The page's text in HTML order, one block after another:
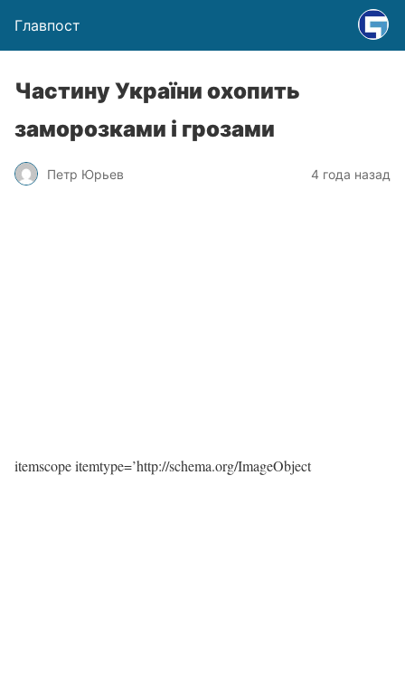
Главпост
Частину України охопить
заморозками і грозами
Петр Юрьев 4 года назад
itemscope itemtype=’http://schema.org/ImageObject